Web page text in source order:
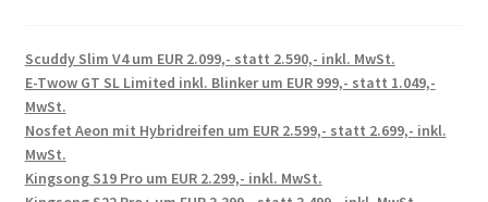
Scuddy Slim V4 um EUR 2.099,- statt 2.590,- inkl. MwSt.
E-Twow GT SL Limited inkl. Blinker um EUR 999,- statt 1.049,-
MwSt.
Nosfet Aeon mit Hybridreifen um EUR 2.599,- statt 2.699,- inkl.
MwSt.
Kingsong S19 Pro um EUR 2.299,- inkl. MwSt.